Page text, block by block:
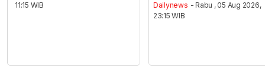
11:15 WIB
Dailynews - Rabu , 05 Aug 2026,
23:15 WIB